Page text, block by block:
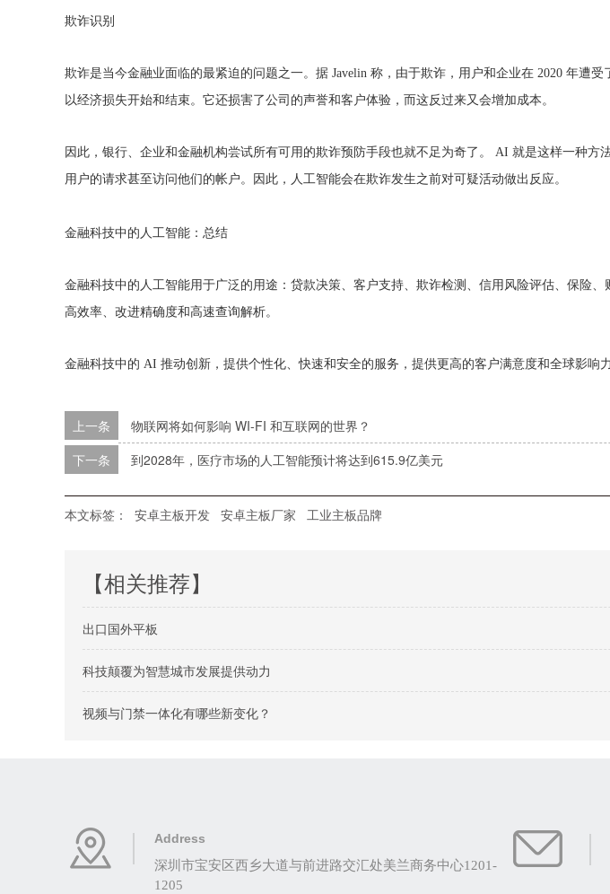
欺诈识别
欺诈是当今金融业面临的最紧迫的问题之一。据 Javelin 称，由于欺诈，用户和企业在 2020 年遭
以经济损失开始和结束。它还损害了公司的声誉和客户体验，而这反过来又会增加成本。
因此，银行、企业和金融机构尝试所有可用的欺诈预防手段也就不足为奇了。 AI 就是这样一种方
用户的请求甚至访问他们的帐户。因此，人工智能会在欺诈发生之前对可疑活动做出反应。
金融科技中的人工智能：总结
金融科技中的人工智能用于广泛的用途：贷款决策、客户支持、欺诈检测、信用风险评估、保险
高效率、改进精确度和高速查询解析。
金融科技中的 AI 推动创新，提供个性化、快速和安全的服务，提供更高的客户满意度和全球影响
上一条
物联网将如何影响 WI-FI 和互联网的世界？
下一条 到2028年，医疗市场的人工智能预计将达到615.9亿美元
本文标签： 安卓主板开发 安卓主板厂家 工业主板品牌
【相关推荐】
出口国外平板
科技颠覆为智慧城市发展提供动力
视频与门禁一体化有哪些新变化？
Address
深圳市宝安区西乡大道与前进路交汇处美兰商务中心1201-
1205